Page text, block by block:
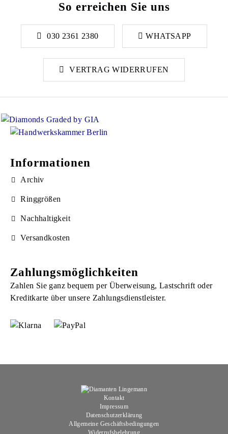
So erreichen Sie uns
030 2361 2380 WHATSAPP
VERTRAG WIDERRUFEN
Informationen
Archiv
Ringgrößen
Nachhaltigkeit
Versandkosten
Zahlungsmöglichkeiten
Zahlen Sie ganz bequem per Überweisung, Lastschrift oder
Kreditkarte über unsere Zahlungsdienstleister.
Kontakt
Impressum
Datenschutzerklärung
Allgemeine Geschäftsbedingungen